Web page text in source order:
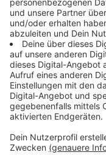
Der VfL hatte sich
Erlangen knapp mit
16 Teams
"Es ist natürlich ein
Fans. Ich glaube,
haben und es
heimischem
Rückraumspieler
Anzeige